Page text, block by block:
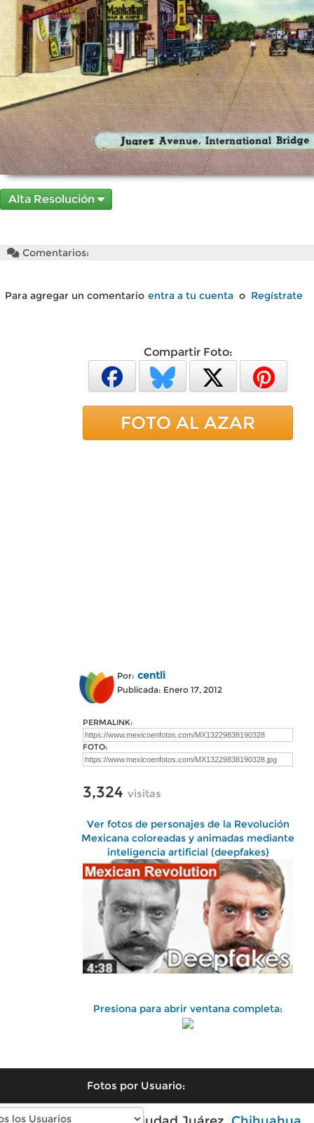
Alta Resolución
Comentarios:
Para agregar un comentario entra a tu cuenta o Regístrate
Compartir Foto:
FOTO AL AZAR
Por: centli
Publicada: Enero 17, 2012
PERMALINK:
FOTO:
3,324 visitas
Ver fotos de personajes de la Revolución
Mexicana coloreadas y animadas mediante
inteligencia artificial (deepfakes)
Presiona para abrir ventana completa:
Fotos por Usuario: